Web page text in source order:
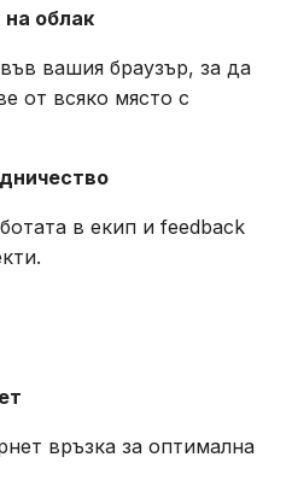
облак
вашия браузър, за да
от всяко място с
в екип и feedback
връзка за оптимална